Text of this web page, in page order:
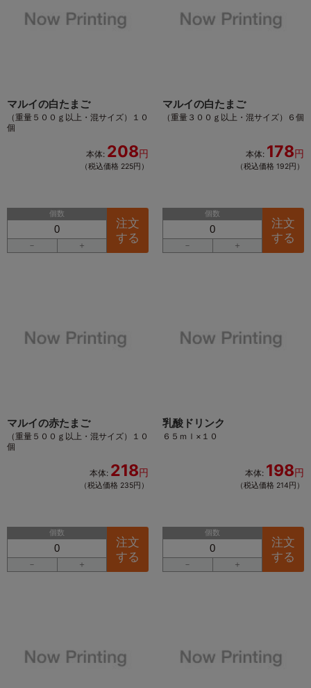
マルイの白たまご
（重量５００ｇ以上・混サイズ）１０
個
本体: 208円
（税込価格 225円）
個数
－ ＋
注文
する
マルイの白たまご
（重量３００ｇ以上・混サイズ）６個
本体: 178円
（税込価格 192円）
個数
－ ＋
注文
する
マルイの赤たまご
（重量５００ｇ以上・混サイズ）１０
個
本体: 218円
（税込価格 235円）
個数
－ ＋
注文
する
乳酸ドリンク
６５ｍｌ×１０
本体: 198円
（税込価格 214円）
個数
－ ＋
注文
する